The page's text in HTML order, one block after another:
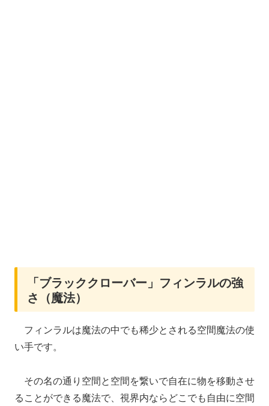
「ブラッククローバー」フィンラルの強
さ（魔法）
フィンラルは魔法の中でも稀少とされる空間魔法の使
い手です。
その名の通り空間と空間を繋いで自在に物を移動させ
ることができる魔法で、視界内ならどこでも自由に空間